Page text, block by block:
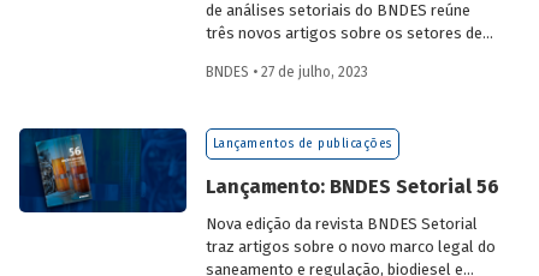
de análises setoriais do BNDES reúne
três novos artigos sobre os setores de
defesa. Saiba mais e acesse os estudos
BNDES • 27 de julho, 2023
Lançamentos de publicações
Lançamento: BNDES Setorial 56
Nova edição da revista BNDES Setorial
traz artigos sobre o novo marco legal do
saneamento e regulação, biodiesel e